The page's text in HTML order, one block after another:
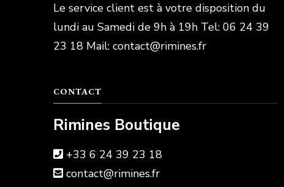
Le service client est à votre disposition du
lundi au Samedi de 9h à 19h Tel: 06 24 39
23 18 Mail: contact@rimines.fr
CONTACT
Rimines Boutique
+33 6 24 39 23 18
contact@rimines.fr